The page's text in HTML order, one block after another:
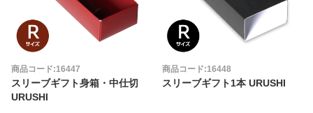
商品コード:16447
スリーブギフト身箱・中仕切
URUSHI
商品コード:16448
スリーブギフト1本 URUSHI